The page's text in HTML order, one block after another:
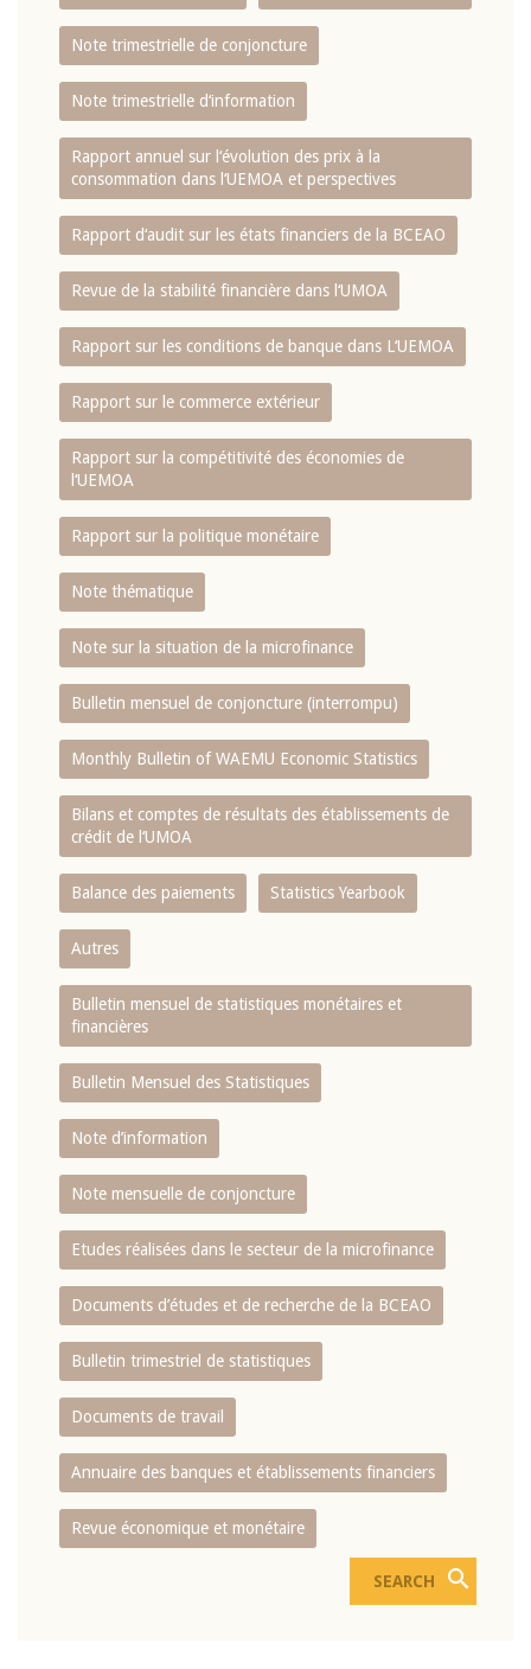
Note trimestrielle de conjoncture
Note trimestrielle d‘information
Rapport annuel sur l‘évolution des prix à la
consommation dans l‘UEMOA et perspectives
Rapport d‘audit sur les états financiers de la BCEAO
Revue de la stabilité financière dans l‘UMOA
Rapport sur les conditions de banque dans L‘UEMOA
Rapport sur le commerce extérieur
Rapport sur la compétitivité des économies de
l‘UEMOA
Rapport sur la politique monétaire
Note thématique
Note sur la situation de la microfinance
Bulletin mensuel de conjoncture (interrompu)
Monthly Bulletin of WAEMU Economic Statistics
Bilans et comptes de résultats des établissements de
crédit de l‘UMOA
Balance des paiements Statistics Yearbook
Autres
Bulletin mensuel de statistiques monétaires et
financières
Bulletin Mensuel des Statistiques
Note d’information
Note mensuelle de conjoncture
Etudes réalisées dans le secteur de la microfinance
Documents d’études et de recherche de la BCEAO
Bulletin trimestriel de statistiques
Documents de travail
Annuaire des banques et établissements financiers
Revue économique et monétaire